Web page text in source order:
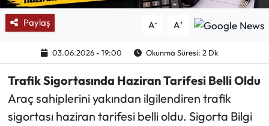
Paylaş A- A+
03.06.2026 - 19:00 Okunma Süresi: 2 Dk
Trafik Sigortasında Haziran Tarifesi Belli Oldu
Araç sahiplerini yakından ilgilendiren trafik
sigortası haziran tarifesi belli oldu. Sigorta Bilgi
Karikatür Galeri
BIK
ASTROLOJİ
Spor Yazıları